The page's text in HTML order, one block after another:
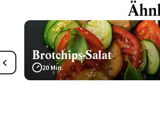
Brotchips-Salat
20 Min.